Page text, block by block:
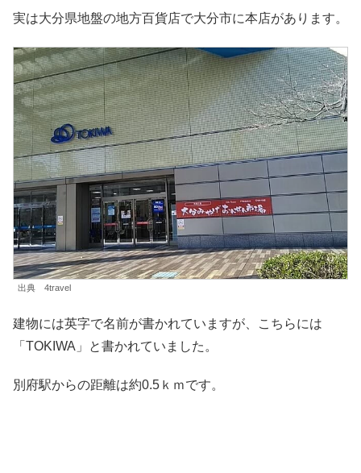
実は大分県地盤の地方百貨店で大分市に本店があります。
出典 4travel
建物には英字で名前が書かれていますが、こちらには
「TOKIWA」と書かれていました。
別府駅からの距離は約0.5ｋｍです。